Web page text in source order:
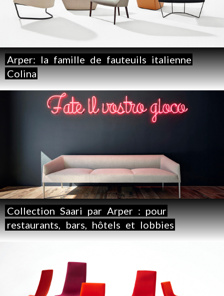
Arper: la famille de fauteuils italienne
Colina
Collection Saari par Arper : pour
restaurants,
bars, hôtels et lobbies